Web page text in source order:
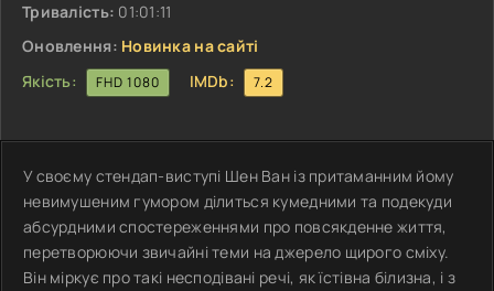
Тривалість: 01:01:11
Оновлення: Новинка на сайті
Якість:
FHD 1080 IMDb: 7.2
У своєму стендап-виступі Шен Ван із притаманним йому
невимушеним гумором ділиться кумедними та подекуди
абсурдними спостереженнями про повсякденне життя,
перетворюючи звичайні теми на джерело щирого сміху.
Він міркує про такі несподівані речі, як їстівна білизна, і з